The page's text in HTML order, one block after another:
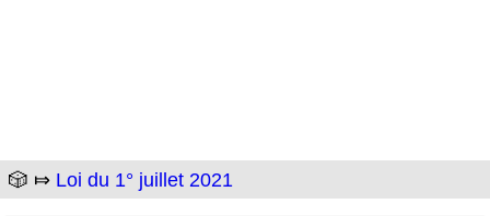
🎲 ⤇ Loi du 1° juillet 2021